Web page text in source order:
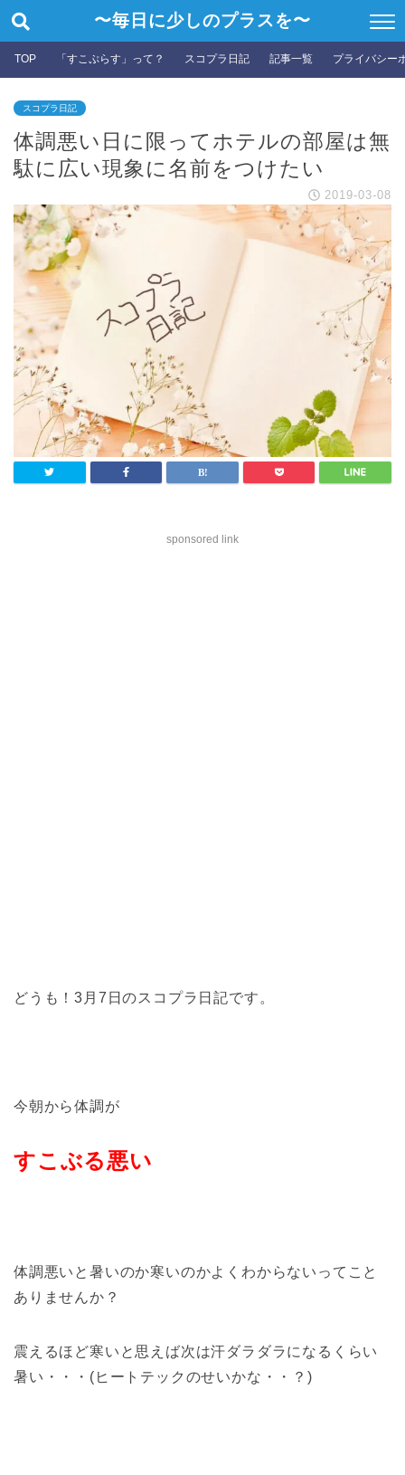
〜毎日に少しのプラスを〜
TOP 「すこぷらす」って？ スコプラ日記 記事一覧 プライバシー
スコプラ日記
体調悪い日に限ってホテルの部屋は無
駄に広い現象に名前をつけたい
2019-03-08
sponsored link
どうも！3月7日のスコプラ日記です。
今朝から体調が
すこぶる悪い
体調悪いと暑いのか寒いのかよくわからないってこと
ありませんか？
震えるほど寒いと思えば次は汗ダラダラになるくらい
暑い・・・(ヒートテックのせいかな・・？)